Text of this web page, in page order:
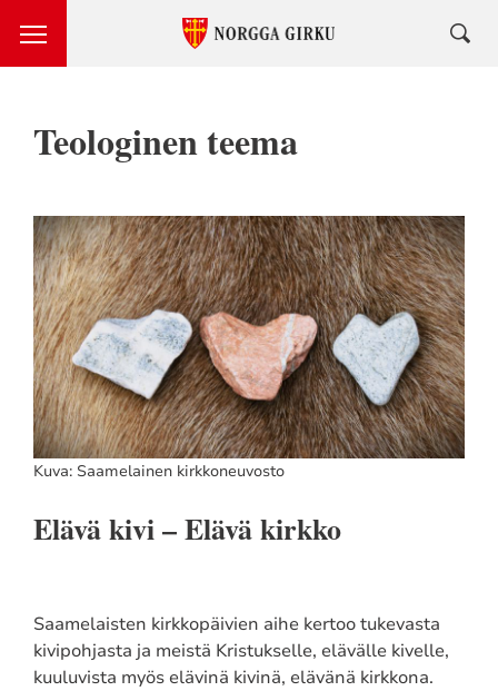
Teologinen teema
Kuva: Saamelainen kirkkoneuvosto
Elävä kivi – Elävä kirkko
Saamelaisten kirkkopäivien aihe kertoo tukevasta
kivipohjasta ja meistä Kristukselle, elävälle kivelle,
kuuluvista myös elävinä kivinä, elävänä kirkkona.